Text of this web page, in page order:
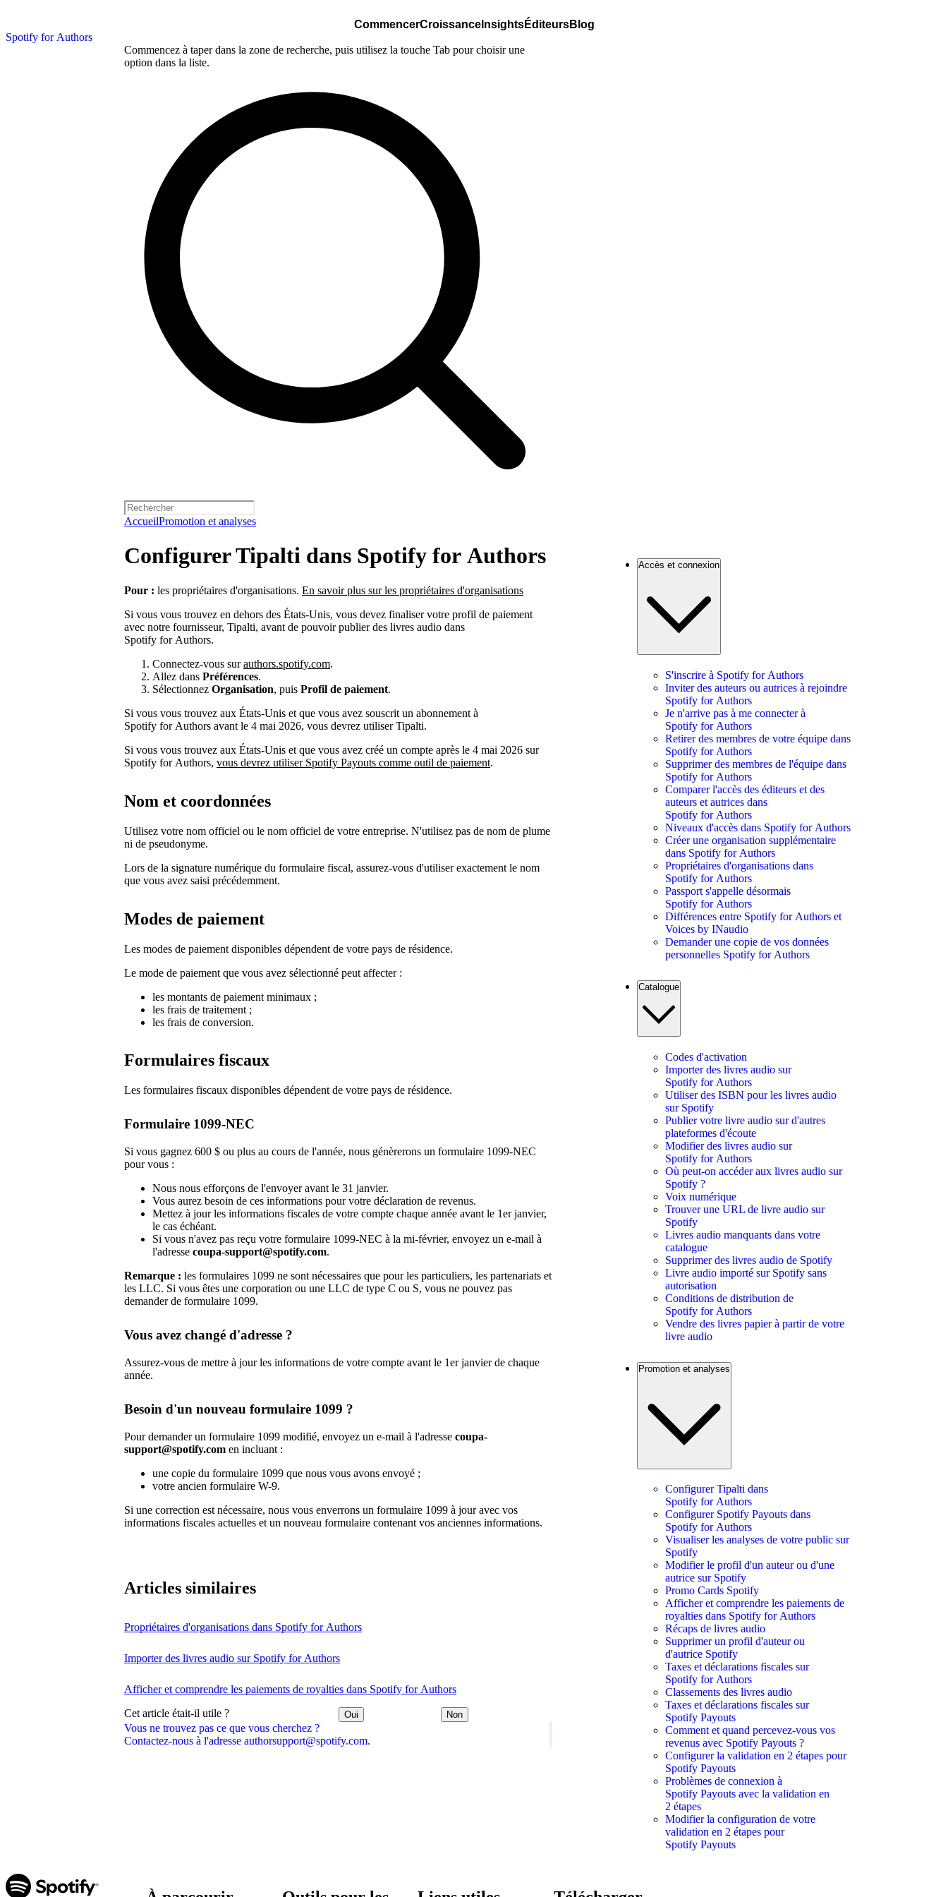
Spotify for Authors
CommencerCroissanceInsightsÉditeursBlog
Commencez à taper dans la zone de recherche, puis utilisez la touche Tab pour choisir une
option dans la liste.
AccueilPromotion et analyses
Vous ne trouvez pas ce que vous cherchez ?
Contactez-nous à l'adresse authorsupport@spotify.com.
Configurer Tipalti dans Spotify for Authors
Pour : les propriétaires d'organisations. En savoir plus sur les propriétaires d'organisations
Si vous vous trouvez en dehors des États-Unis, vous devez finaliser votre profil de paiement
avec notre fournisseur, Tipalti, avant de pouvoir publier des livres audio dans
Spotify for Authors.
Connectez-vous surauthors.spotify.com.
Allez dans Préférences.
Sélectionnez Organisation, puis Profil de paiement.
Si vous vous trouvez aux États-Unis et que vous avez souscrit un abonnement à
Spotify for Authors avant le 4 mai 2026, vous devrez utiliser Tipalti.
Si vous vous trouvez aux États-Unis et que vous avez créé un compte après le 4 mai 2026 sur
Spotify for Authors, vous devrez utiliser Spotify Payouts comme outil de paiement.
Nom et coordonnées
Utilisez votre nom officiel ou le nom officiel de votre entreprise. N'utilisez pas de nom de plume
ni de pseudonyme.
Lors de la signature numérique du formulaire fiscal, assurez-vous d'utiliser exactement le nom
que vous avez saisi précédemment.
Modes de paiement
Les modes de paiement disponibles dépendent de votre pays de résidence.
Le mode de paiement que vous avez sélectionné peut affecter :
les montants de paiement minimaux ;
les frais de traitement ;
les frais de conversion.
Formulaires fiscaux
Les formulaires fiscaux disponibles dépendent de votre pays de résidence.
Formulaire 1099-NEC
Si vous gagnez 600 $ ou plus au cours de l'année, nous génèrerons un formulaire 1099-NEC
pour vous :
Nous nous efforçons de l'envoyer avant le 31 janvier.
Vous aurez besoin de ces informations pour votre déclaration de revenus.
Mettez à jour les informations fiscales de votre compte chaque année avant le 1er janvier,
le cas échéant.
Si vous n'avez pas reçu votre formulaire 1099-NEC à la mi-février, envoyez un e-mail à
l'adresse coupa-support@spotify.com.
Remarque : les formulaires 1099 ne sont nécessaires que pour les particuliers, les partenariats et
les LLC. Si vous êtes une corporation ou une LLC de type C ou S, vous ne pouvez pas
demander de formulaire 1099.
Vous avez changé d'adresse ?
Assurez-vous de mettre à jour les informations de votre compte avant le 1er janvier de chaque
année.
Besoin d'un nouveau formulaire 1099 ?
Pour demander un formulaire 1099 modifié, envoyez un e-mail à l'adresse coupa-
support@spotify.com en incluant :
une copie du formulaire 1099 que nous vous avons envoyé ;
votre ancien formulaire W-9.
Si une correction est nécessaire, nous vous enverrons un formulaire 1099 à jour avec vos
informations fiscales actuelles et un nouveau formulaire contenant vos anciennes informations.
Articles similaires
Propriétaires d'organisations dans Spotify for Authors
Importer des livres audio sur Spotify for Authors
Afficher et comprendre les paiements de royalties dans Spotify for Authors
Cet article était-il utile ? Oui Non
Accès et connexion
S'inscrire à Spotify for Authors
Inviter des auteurs ou autrices à rejoindre
Spotify for Authors
Je n'arrive pas à me connecter à
Spotify for Authors
Retirer des membres de votre équipe dans
Spotify for Authors
Supprimer des membres de l'équipe dans
Spotify for Authors
Comparer l'accès des éditeurs et des
auteurs et autrices dans
Spotify for Authors
Niveaux d'accès dans Spotify for Authors
Créer une organisation supplémentaire
dans Spotify for Authors
Propriétaires d'organisations dans
Spotify for Authors
Passport s'appelle désormais
Spotify for Authors
Différences entre Spotify for Authors et
Voices by INaudio
Demander une copie de vos données
personnelles Spotify for Authors
Catalogue
Codes d'activation
Importer des livres audio sur
Spotify for Authors
Utiliser des ISBN pour les livres audio
sur Spotify
Publier votre livre audio sur d'autres
plateformes d'écoute
Modifier des livres audio sur
Spotify for Authors
Où peut-on accéder aux livres audio sur
Spotify ?
Voix numérique
Trouver une URL de livre audio sur
Spotify
Livres audio manquants dans votre
catalogue
Supprimer des livres audio de Spotify
Livre audio importé sur Spotify sans
autorisation
Conditions de distribution de
Spotify for Authors
Vendre des livres papier à partir de votre
livre audio
Promotion et analyses
Configurer Tipalti dans
Spotify for Authors
Configurer Spotify Payouts dans
Spotify for Authors
Visualiser les analyses de votre public sur
Spotify
Modifier le profil d'un auteur ou d'une
autrice sur Spotify
Promo Cards Spotify
Afficher et comprendre les paiements de
royalties dans Spotify for Authors
Récaps de livres audio
Supprimer un profil d'auteur ou
d'autrice Spotify
Taxes et déclarations fiscales sur
Spotify for Authors
Classements des livres audio
Taxes et déclarations fiscales sur
Spotify Payouts
Comment et quand percevez-vous vos
revenus avec Spotify Payouts ?
Configurer la validation en 2 étapes pour
Spotify Payouts
Problèmes de connexion à
Spotify Payouts avec la validation en
2 étapes
Modifier la configuration de votre
validation en 2 étapes pour
Spotify Payouts